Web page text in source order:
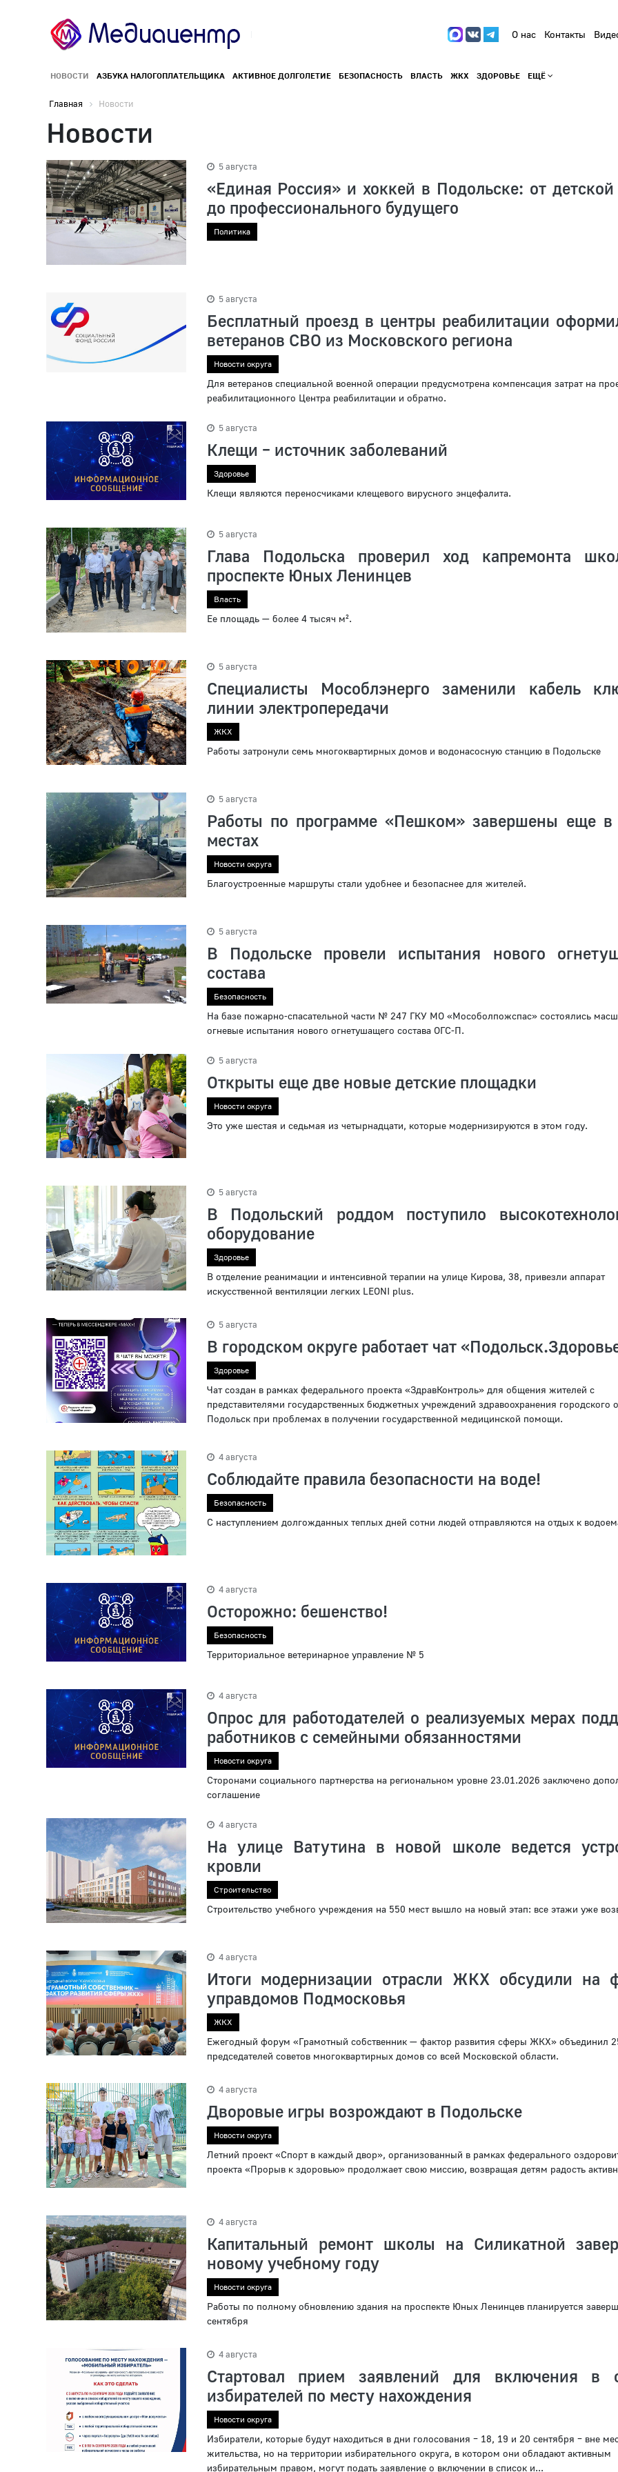
О нас Контакты
НОВОСТИ АЗБУКА НАЛОГОПЛАТЕЛЬЩИКА АКТИВНОЕ ДОЛГОЛЕТИЕ БЕЗОПАСНОСТЬ ВЛАСТЬ ЖКХ ЗДОРОВЬЕ ЕЩЁ
Главная Новости
Новости
5 августа
«Единая Россия» и хоккей в Подольске: от
до профессионального будущего
Политика
5 августа
Бесплатный проезд в центры реабилитации
ветеранов СВО из Московского региона
Новости округа
Для ветеранов специальной военной операции предусмотрена компенсация затрат на
реабилитационного Центра реабилитации и обратно.
5 августа
Клещи – источник заболеваний
Здоровье
Клещи являются переносчиками клещевого вирусного энцефалита.
5 августа
Глава Подольска проверил ход капремонта
проспекте Юных Ленинцев
Власть
Ее площадь — более 4 тысяч м².
5 августа
Специалисты Мособлэнерго заменили кабель
линии электропередачи
ЖКХ
Работы затронули семь многоквартирных домов и водонасосную станцию в Подольске
5 августа
Работы по программе «Пешком» завершены еще в
местах
Новости округа
Благоустроенные маршруты стали удобнее и безопаснее для жителей.
5 августа
В Подольске провели испытания нового
состава
Безопасность
На базе пожарно-спасательной части № 247 ГКУ МО «Мособолпожспас» состоялись
огневые испытания нового огнетушащего состава ОГС-П.
5 августа
Открыты еще две новые детские площадки
Новости округа
Это уже шестая и седьмая из четырнадцати, которые модернизируются в этом году.
5 августа
В Подольский роддом поступило
оборудование
Здоровье
В отделение реанимации и интенсивной терапии на улице Кирова, 38, привезли аппарат
искусственной вентиляции легких LEONI plus.
5 августа
В городском округе работает чат
Здоровье
Чат создан в рамках федерального проекта «ЗдравКонтроль» для общения жителей с
представителями государственных бюджетных учреждений здравоохранения городского
Подольск при проблемах в получении государственной медицинской помощи.
4 августа
Соблюдайте правила безопасности на воде!
Безопасность
С наступлением долгожданных теплых дней сотни людей отправляются на отдых к
4 августа
Осторожно: бешенство!
Безопасность
Территориальное ветеринарное управление № 5
4 августа
Опрос для работодателей о реализуемых мерах
работников с семейными обязанностями
Новости округа
Сторонами социального партнерства на региональном уровне 23.01.2026 заключено
соглашение
4 августа
На улице Ватутина в новой школе ведется
кровли
Строительство
Строительство учебного учреждения на 550 мест вышло на новый этап: все этажи уже
4 августа
Итоги модернизации отрасли ЖКХ обсудили на
управдомов Подмосковья
ЖКХ
Ежегодный форум «Грамотный собственник — фактор развития сферы ЖКХ» объединил
председателей советов многоквартирных домов со всей Московской области.
4 августа
Дворовые игры возрождают в Подольске
Новости округа
Летний проект «Спорт в каждый двор», организованный в рамках федерального
проекта «Прорыв к здоровью» продолжает свою миссию, возвращая детям радость
4 августа
Капитальный ремонт школы на Силикатной
новому учебному году
Новости округа
Работы по полному обновлению здания на проспекте Юных Ленинцев планируется
сентября
4 августа
Стартовал прием заявлений для включения в
избирателей по месту нахождения
Новости округа
Избиратели, которые будут находиться в дни голосования – 18, 19 и 20 сентября – вне
жительства, но на территории избирательного округа, в котором они обладают активным
избирательным правом, могут подать заявление о включении в список и...